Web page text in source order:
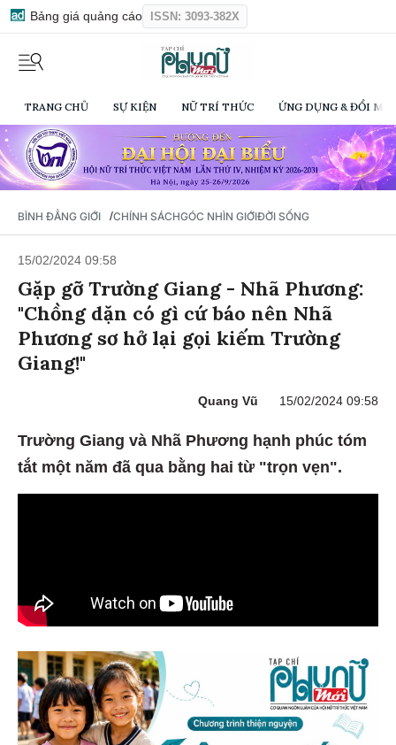
Bảng giá quảng cáo ISSN: 3093-382X
TRANG CHỦ SỰ KIỆN NỮ TRÍ THỨC ỨNG DỤNG & ĐỔI
BÌNH ĐẲNG GIỚI /CHÍNH SÁCHGÓC NHÌN GIỚIĐỜI SỐNG
15/02/2024 09:58
Gặp gỡ Trường Giang - Nhã Phương:
"Chồng dặn có gì cứ báo nên Nhã
Phương sơ hở lại gọi kiếm Trường
Giang!"
Quang Vũ 15/02/2024 09:58
Trường Giang và Nhã Phương hạnh phúc tóm
tắt một năm đã qua bằng hai từ "trọn vẹn".